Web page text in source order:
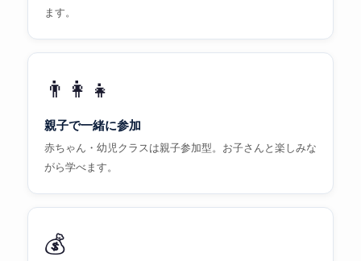
ます。
👨‍👩‍👧
親子で一緒に参加
赤ちゃん・幼児クラスは親子参加型。お子さんと楽しみな
がら学べます。
💰